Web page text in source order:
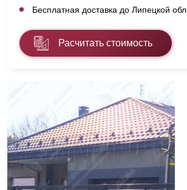
Бесплатная доставка до Липецкой обл.
Расчитать стоимость